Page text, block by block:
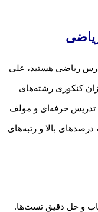
درس ریاضی هستید، علی
کنکوری رشته‌های
تدریس حرفه‌ای و مولف
درصدهای بالا و رتبه‌های
و حل دقیق تست‌ها.